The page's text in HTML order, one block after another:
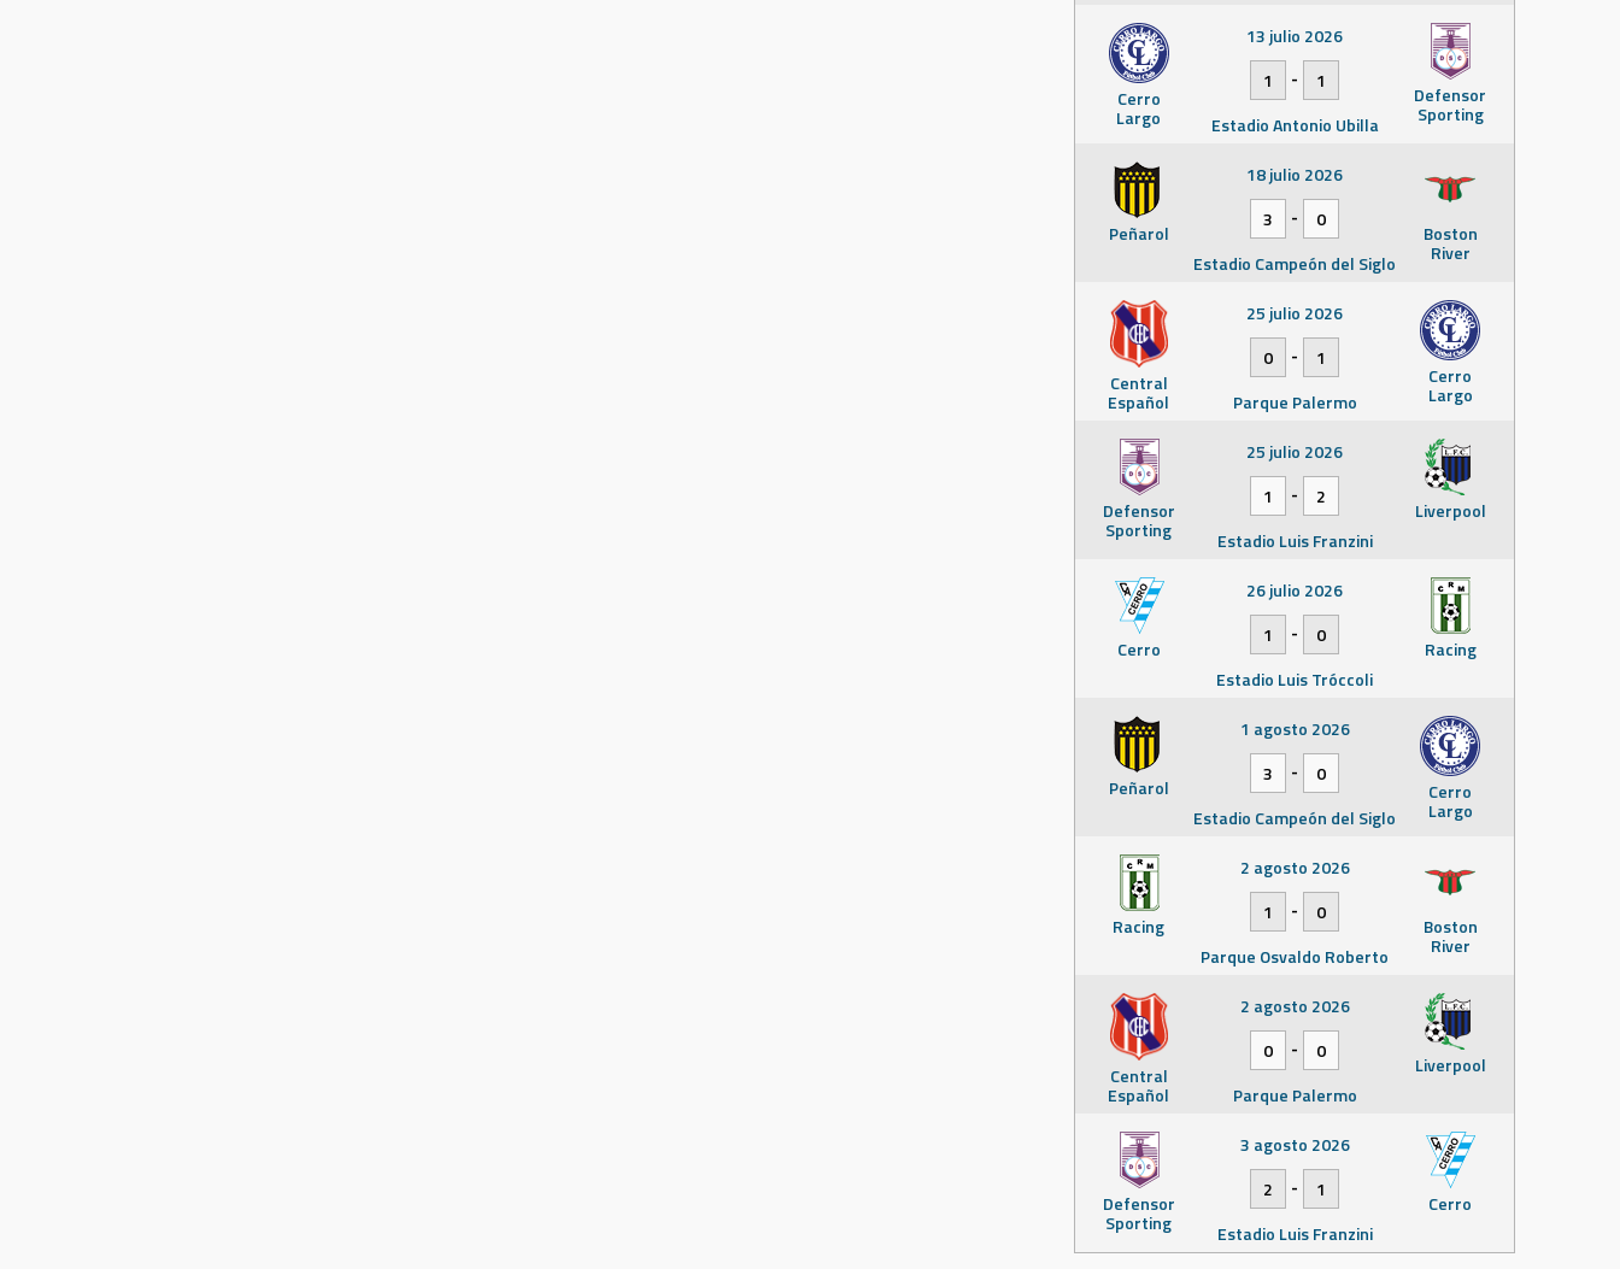
Cerro
Largo
Defensor
Sporting
13 julio 2026
1
-
1
Estadio Antonio Ubilla
Peñarol Boston
River
18 julio 2026
3
-
0
Estadio Campeón del Siglo
Central
Español
Cerro
Largo
25 julio 2026
0
-
1
Parque Palermo
Defensor
Sporting
Liverpool
25 julio 2026
1
-
2
Estadio Luis Franzini
Cerro Racing
26 julio 2026
1
-
0
Estadio Luis Tróccoli
Peñarol Cerro
Largo
1 agosto 2026
3
-
0
Estadio Campeón del Siglo
Racing Boston
River
2 agosto 2026
1
-
0
Parque Osvaldo Roberto
Central
Español
Liverpool
2 agosto 2026
0
-
0
Parque Palermo
Defensor
Sporting
Cerro
3 agosto 2026
2
-
1
Estadio Luis Franzini